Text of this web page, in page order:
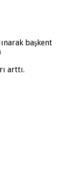
başkent
arttı.